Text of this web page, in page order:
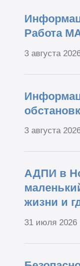
Работа
3 августа
3 августа
АДПИ в
жизни и
31 июля 2026